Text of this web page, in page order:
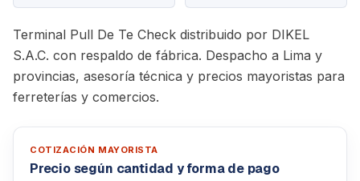
Terminal Pull De Te Check distribuido por DIKEL
S.A.C. con respaldo de fábrica. Despacho a Lima y
provincias, asesoría técnica y precios mayoristas para
ferreterías y comercios.
COTIZACIÓN MAYORISTA
Precio según cantidad y forma de pago